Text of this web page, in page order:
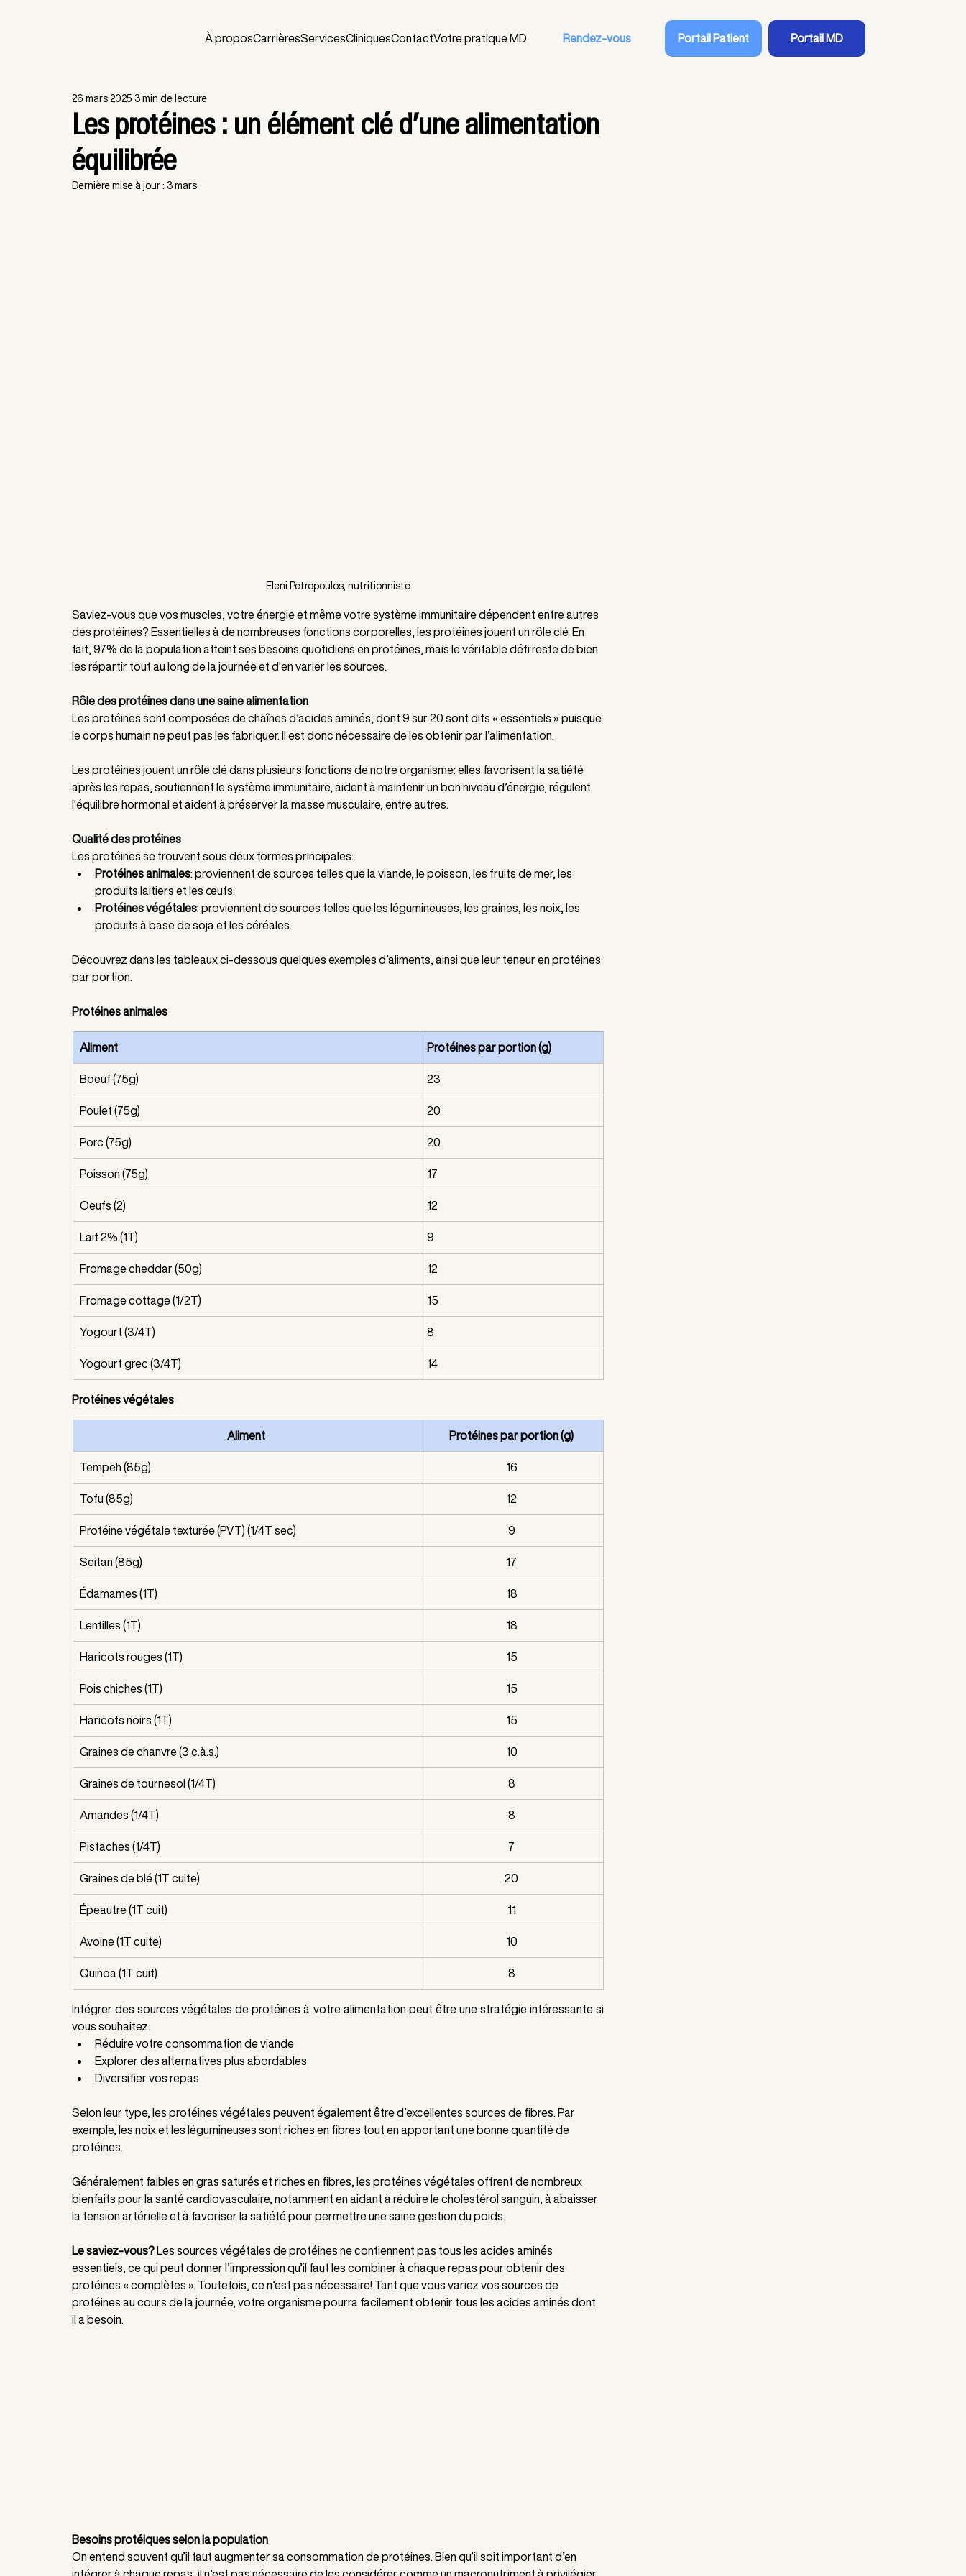
À proposCarrièresServicesCliniquesContactVotre pratique MD Rendez-vous Portail Patient Portail MD
Les protéines : un élément clé d’une alimentation
équilibrée
26 mars 2025 3 min de lecture
Dernière mise à jour : 3 mars
Eleni Petropoulos, nutritionniste
Saviez-vous que vos muscles, votre énergie et même votre système immunitaire dépendent entre autres
des protéines? Essentielles à de nombreuses fonctions corporelles, les protéines jouent un rôle clé. En
fait, 97% de la population atteint ses besoins quotidiens en protéines, mais le véritable défi reste de bien
les répartir tout au long de la journée et d'en varier les sources.
Rôle des protéines dans une saine alimentation
Les protéines sont composées de chaînes d’acides aminés, dont 9 sur 20 sont dits « essentiels » puisque
le corps humain ne peut pas les fabriquer. Il est donc nécessaire de les obtenir par l’alimentation.
Les protéines jouent un rôle clé dans plusieurs fonctions de notre organisme: elles favorisent la satiété
après les repas, soutiennent le système immunitaire, aident à maintenir un bon niveau d’énergie, régulent
l'équilibre hormonal et aident à préserver la masse musculaire, entre autres.
Qualité des protéines
Les protéines se trouvent sous deux formes principales:
Protéines animales: proviennent de sources telles que la viande, le poisson, les fruits de mer, les
produits laitiers et les œufs.
Protéines végétales: proviennent de sources telles que les légumineuses, les graines, les noix, les
produits à base de soja et les céréales.
Découvrez dans les tableaux ci-dessous quelques exemples d’aliments, ainsi que leur teneur en protéines
par portion.
Protéines animales
Aliment Protéines par portion (g)
Boeuf (75g) 23
Poulet (75g) 20
Porc (75g) 20
Poisson (75g) 17
Oeufs (2) 12
Lait 2% (1T) 9
Fromage cheddar (50g) 12
Fromage cottage (1/2T) 15
Yogourt (3/4T) 8
Yogourt grec (3/4T) 14
Protéines végétales
Aliment Protéines par portion (g)
Tempeh (85g) 16
Tofu (85g) 12
Protéine végétale texturée (PVT) (1/4T sec) 9
Seitan (85g) 17
Édamames (1T) 18
Lentilles (1T) 18
Haricots rouges (1T) 15
Pois chiches (1T) 15
Haricots noirs (1T) 15
Graines de chanvre (3 c.à.s.) 10
Graines de tournesol (1/4T) 8
Amandes (1/4T) 8
Pistaches (1/4T) 7
Graines de blé (1T cuite) 20
Épeautre (1T cuit) 11
Avoine (1T cuite) 10
Quinoa (1T cuit) 8
Intégrer des sources végétales de protéines à votre alimentation peut être une stratégie intéressante si
vous souhaitez:
Réduire votre consommation de viande
Explorer des alternatives plus abordables
Diversifier vos repas
Selon leur type, les protéines végétales peuvent également être d’excellentes sources de fibres. Par
exemple, les noix et les légumineuses sont riches en fibres tout en apportant une bonne quantité de
protéines.
Généralement faibles en gras saturés et riches en fibres, les protéines végétales offrent de nombreux
bienfaits pour la santé cardiovasculaire, notamment en aidant à réduire le cholestérol sanguin, à abaisser
la tension artérielle et à favoriser la satiété pour permettre une saine gestion du poids.
Le saviez-vous? Les sources végétales de protéines ne contiennent pas tous les acides aminés
essentiels, ce qui peut donner l’impression qu’il faut les combiner à chaque repas pour obtenir des
protéines « complètes ». Toutefois, ce n’est pas nécessaire! Tant que vous variez vos sources de
protéines au cours de la journée, votre organisme pourra facilement obtenir tous les acides aminés dont
il a besoin.
Besoins protéiques selon la population
On entend souvent qu’il faut augmenter sa consommation de protéines. Bien qu’il soit important d’en